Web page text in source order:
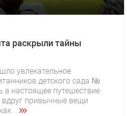
раскрыли тайны
увлекательное
детского сада №
в настоящее путешествие
привычные вещи
...